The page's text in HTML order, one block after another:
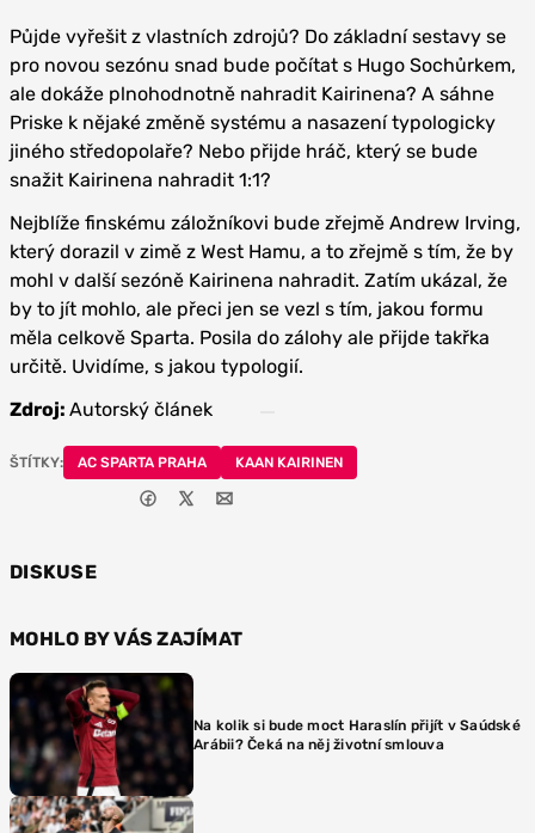
Půjde vyřešit z vlastních zdrojů? Do základní sestavy se
pro novou sezónu snad bude počítat s Hugo Sochůrkem,
ale dokáže plnohodnotně nahradit Kairinena? A sáhne
Priske k nějaké změně systému a nasazení typologicky
jiného středopolaře? Nebo přijde hráč, který se bude
snažit Kairinena nahradit 1:1?
Nejblíže finskému záložníkovi bude zřejmě Andrew Irving,
který dorazil v zimě z West Hamu, a to zřejmě s tím, že by
mohl v další sezóně Kairinena nahradit. Zatím ukázal, že
by to jít mohlo, ale přeci jen se vezl s tím, jakou formu
měla celkově Sparta. Posila do zálohy ale přijde takřka
určitě. Uvidíme, s jakou typologií.
Zdroj: Autorský článek
ŠTÍTKY: AC SPARTA PRAHA KAAN KAIRINEN
DISKUSE
MOHLO BY VÁS ZAJÍMAT
Na kolik si bude moct Haraslín přijít v Saúdské
Arábii? Čeká na něj životní smlouva